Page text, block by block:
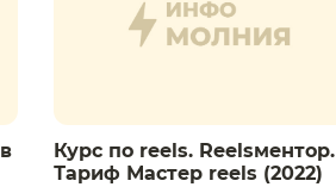
Курс по reels. Reelsментор.
Тариф Мастер reels (2022)